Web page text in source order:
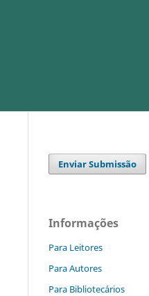
Enviar Submissão
Informações
Para Leitores
Para Autores
Para Bibliotecários